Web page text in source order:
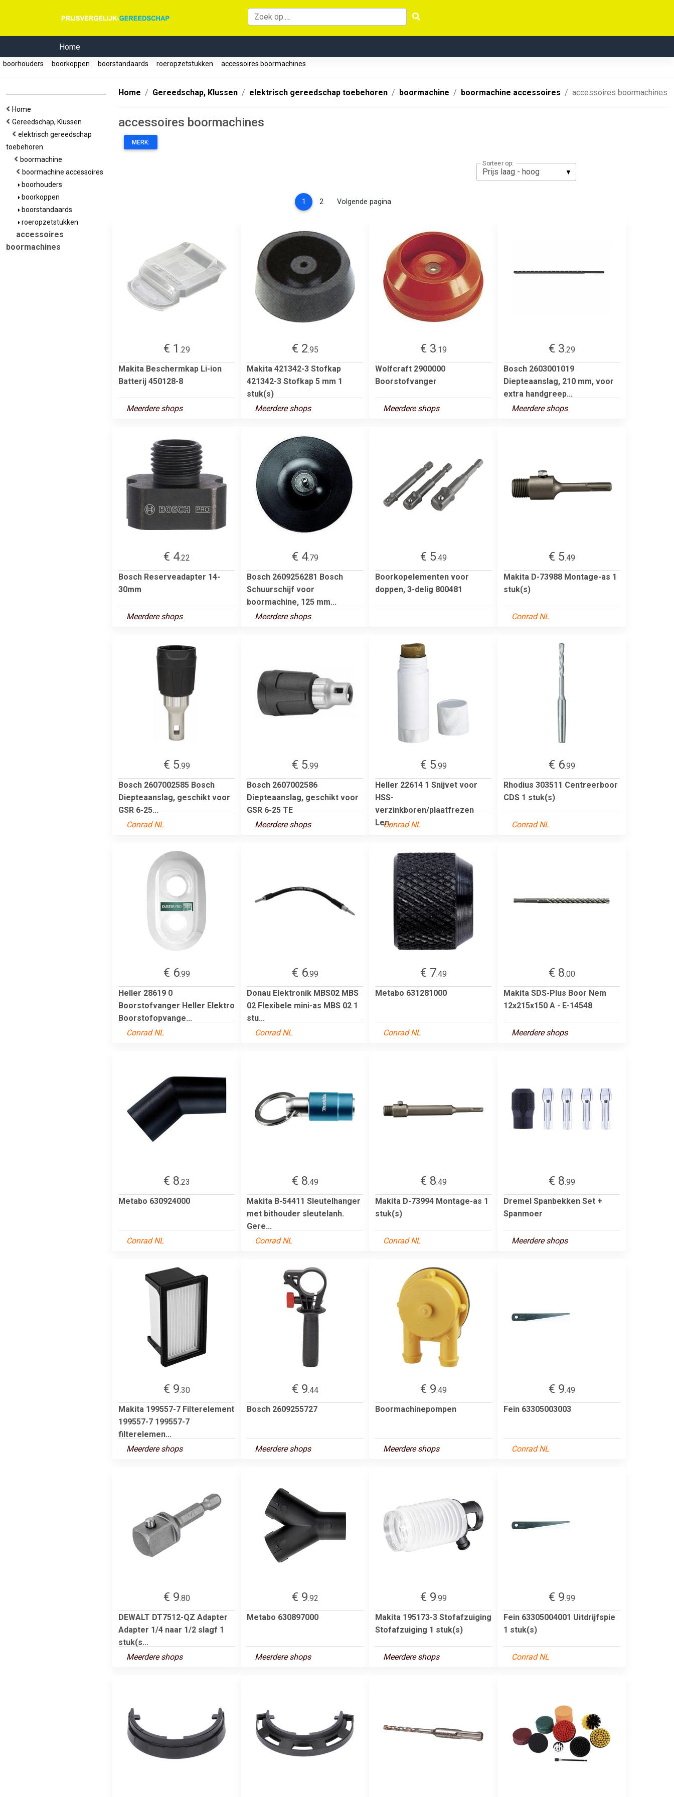
Home
boorhouders boorkoppen boorstandaards roeropzetstukken accessoires boormachines
Home
Gereedschap, Klussen
elektrisch gereedschap
toebehoren
boormachine
boormachine accessoires
boorhouders
boorkoppen
boorstandaards
roeropzetstukken
accessoires
boormachines
Home Gereedschap, Klussen elektrisch gereedschap toebehoren boormachine boormachine accessoires accessoires boormachines
accessoires boormachines
MERK:
Sorteer op:
1 (current)
2 Volgende pagina
€ 1 .29
Makita Beschermkap Li-ion
Batterij 450128-8
Meerdere shops
€ 2.95
Makita 421342-3 Stofkap
421342-3 Stofkap 5 mm 1
stuk(s)
Meerdere shops
€ 3.19
Wolfcraft 2900000
Boorstofvanger
Meerdere shops
€ 3.29
Bosch 2603001019
Diepteaanslag, 210 mm, voor
extra handgreep...
Meerdere shops
€ 4.22
Bosch Reserveadapter 14-
30mm
Meerdere shops
€ 4.79
Bosch 2609256281 Bosch
Schuurschijf voor
boormachine, 125 mm...
Meerdere shops
€ 5.49
Boorkopelementen voor
doppen, 3-delig 800481
€ 5.49
Makita D-73988 Montage-as 1
stuk(s)
Conrad NL
€ 5.99
Bosch 2607002585 Bosch
Diepteaanslag, geschikt voor
GSR 6-25...
Conrad NL
€ 5.99
Bosch 2607002586
Diepteaanslag, geschikt voor
GSR 6-25 TE
Meerdere shops
€ 5.99
Heller 22614 1 Snijvet voor
HSS-
verzinkboren/plaatfrezen
Len...
Conrad NL
€ 6.99
Rhodius 303511 Centreerboor
CDS 1 stuk(s)
Conrad NL
€ 6.99
Heller 28619 0
Boorstofvanger Heller Elektro
Boorstofopvange...
Conrad NL
€ 6.99
Donau Elektronik MBS02 MBS
02 Flexibele mini-as MBS 02 1
stu...
Conrad NL
€ 7.49
Metabo 631281000
Conrad NL
€ 8.00
Makita SDS-Plus Boor Nem
12x215x150 A - E-14548
Meerdere shops
€ 8.23
Metabo 630924000
Conrad NL
€ 8.49
Makita B-54411 Sleutelhanger
met bithouder sleutelanh.
Gere...
Conrad NL
€ 8.49
Makita D-73994 Montage-as 1
stuk(s)
Conrad NL
€ 8.99
Dremel Spanbekken Set +
Spanmoer
Meerdere shops
€ 9.30
Makita 199557-7 Filterelement
199557-7 199557-7
filterelemen...
Meerdere shops
€ 9.44
Bosch 2609255727
Meerdere shops
€ 9.49
Boormachinepompen
Meerdere shops
€ 9.49
Fein 63305003003
Conrad NL
€ 9.80
DEWALT DT7512-QZ Adapter
Adapter 1/4 naar 1/2 slagf 1
stuk(s...
Meerdere shops
€ 9.92
Metabo 630897000
Meerdere shops
€ 9.99
Makita 195173-3 Stofafzuiging
Stofafzuiging 1 stuk(s)
Meerdere shops
€ 9.99
Fein 63305004001 Uitdrijfspie
1 stuk(s)
Conrad NL